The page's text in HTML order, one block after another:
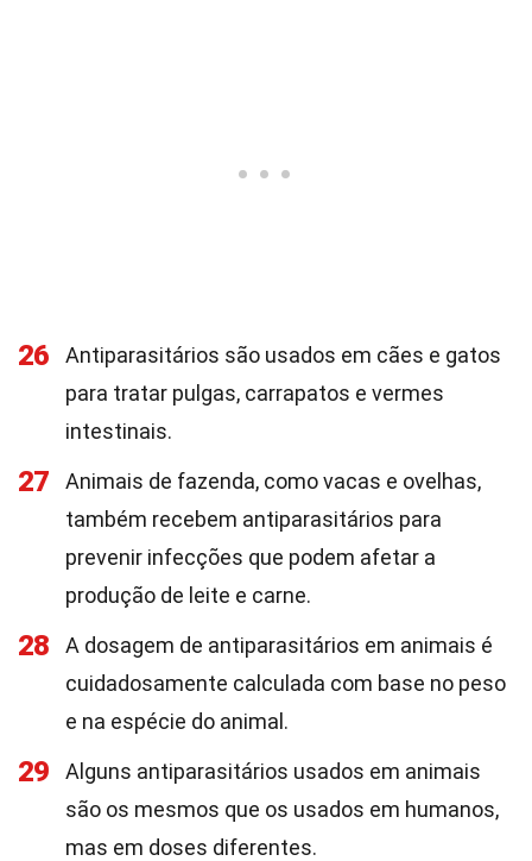
26
Antiparasitários são usados em cães e gatos
para tratar pulgas, carrapatos e vermes
intestinais.
27
Animais de fazenda, como vacas e ovelhas,
também recebem antiparasitários para
prevenir infecções que podem afetar a
produção de leite e carne.
28
A dosagem de antiparasitários em animais é
cuidadosamente calculada com base no peso
e na espécie do animal.
29
Alguns antiparasitários usados em animais
são os mesmos que os usados em humanos,
mas em doses diferentes.